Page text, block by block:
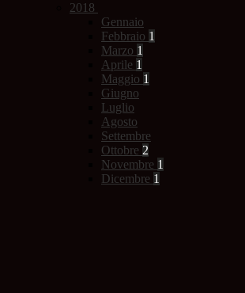
2018
Gennaio
Febbraio 1
Marzo 1
Aprile 1
Maggio 1
Giugno
Luglio
Agosto
Settembre
Ottobre 2
Novembre 1
Dicembre 1